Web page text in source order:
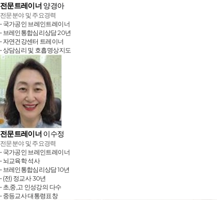
전문트레이너 양경아
전문분야 및 주요경력
• 국가공인 브레인트레이너
• 브레인통합심리상담 20년
• 자연건강센터 트레이너
• 상담심리 및 호흡명상지도
전문트레이너 이수정
전문분야 및 주요경력
• 국가공인 브레인트레이너
• 뇌교육학 석사
• 브레인통합심리상담 10년
• (전) 정교사 30년
• 초,중,고 인성강의 다수
• 중등교사 대통령표창